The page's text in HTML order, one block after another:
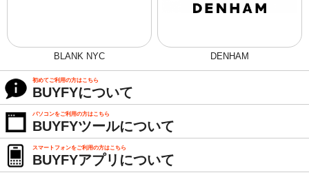
BLANK NYC DENHAM
初めてご利用の方はこちら
BUYFYについて
パソコンをご利用の方はこちら
BUYFYツールについて
スマートフォンをご利用の方はこちら
BUYFYアプリについて